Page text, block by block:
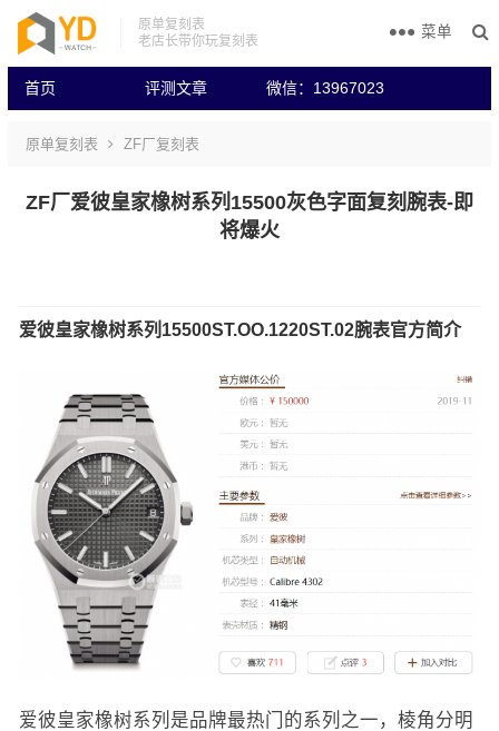
原单复刻表
老店长带你玩复刻表
首页 评测文章 微信：13967023
菜单
原单复刻表 ZF厂复刻表
ZF厂爱彼皇家橡树系列15500灰色字面复刻腕表-即
将爆火
爱彼皇家橡树系列15500ST.OO.1220ST.02腕表官方简介
爱彼皇家橡树系列是品牌最热门的系列之一，棱角分明